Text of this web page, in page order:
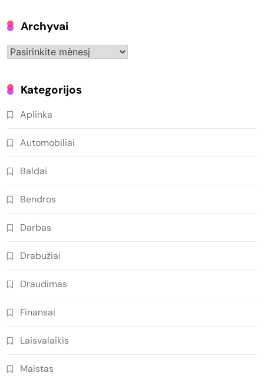
Archyvai
Archyvai
Kategorijos
Aplinka
Automobiliai
Baldai
Bendros
Darbas
Drabužiai
Draudimas
Finansai
Laisvalaikis
Maistas